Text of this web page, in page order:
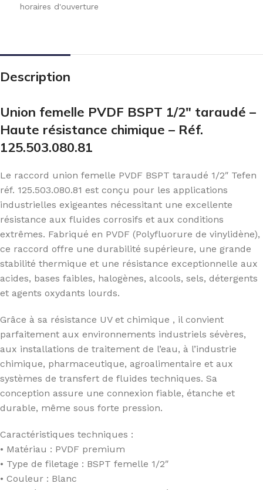
horaires d'ouverture
Description
Union femelle PVDF BSPT 1/2″ taraudé –
Haute résistance chimique – Réf.
125.503.080.81
Le raccord union femelle PVDF BSPT taraudé 1/2″ Tefen
réf. 125.503.080.81 est conçu pour les applications
industrielles exigeantes nécessitant une excellente
résistance aux fluides corrosifs et aux conditions
extrêmes. Fabriqué en PVDF (Polyfluorure de vinylidène),
ce raccord offre une durabilité supérieure, une grande
stabilité thermique et une résistance exceptionnelle aux
acides, bases faibles, halogènes, alcools, sels, détergents
et agents oxydants lourds.
Grâce à sa résistance UV et chimique , il convient
parfaitement aux environnements industriels sévères,
aux installations de traitement de l’eau, à l’industrie
chimique, pharmaceutique, agroalimentaire et aux
systèmes de transfert de fluides techniques. Sa
conception assure une connexion fiable, étanche et
durable, même sous forte pression.
Caractéristiques techniques :
• Matériau : PVDF premium
• Type de filetage : BSPT femelle 1/2″
• Couleur : Blanc